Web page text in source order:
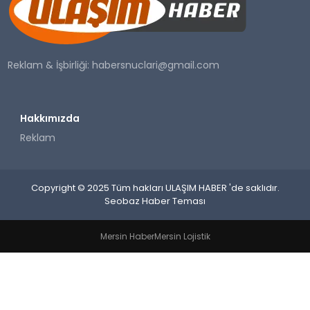
SAĞLIK
YAŞAM
Reklam & İşbirliği:habersnuclari@gmail.com
Hakkımızda
Reklam
Copyright © 2025 Tüm hakları ULAŞIM HABER 'de saklıdır.
Seobaz Haber Teması
Mersin HaberMersin Lojistik